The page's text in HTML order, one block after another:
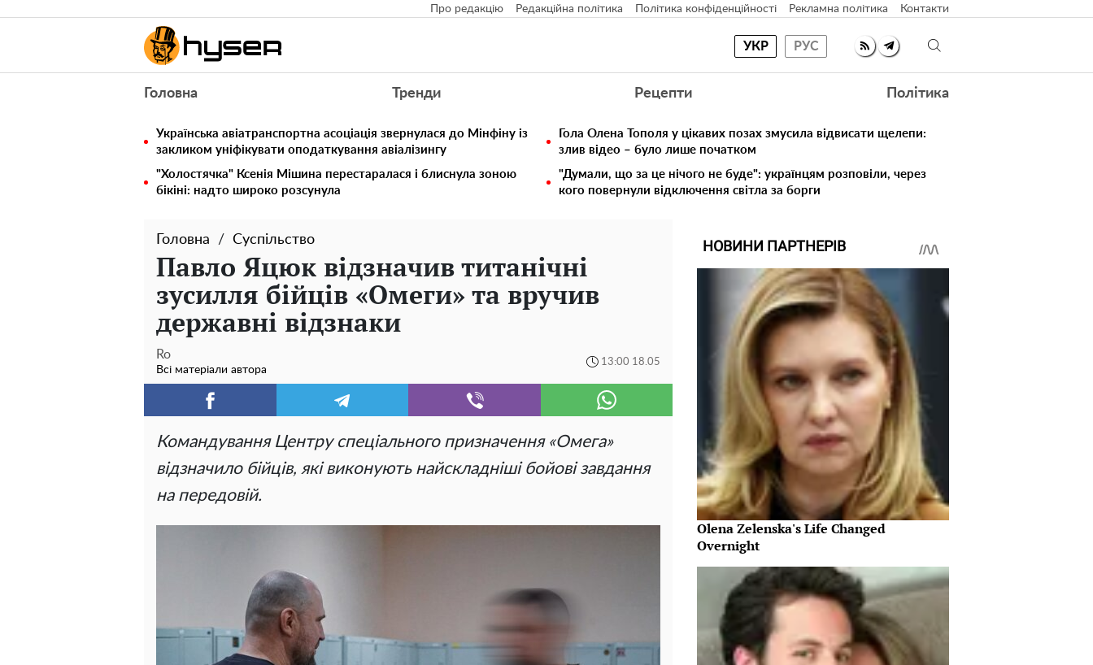
Про редакцію Редакційна політика Політика конфіденційності Рекламна політика Контакти
УКР РУС
Головна Тренди Рецепти Політика
Українська авіатранспортна асоціація звернулася до Мінфіну із
закликом уніфікувати оподаткування авіалізингу
Гола Олена Тополя у цікавих позах змусила відвисати щелепи:
злив відео – було лише початком
"Холостячка" Ксенія Мішина перестаралася і блиснула зоною
бікіні: надто широко розсунула
"Думали, що за це нічого не буде": українцям розповіли, через
кого повернули відключення світла за борги
Головна Суспільство
Павло Яцюк відзначив титанічні
зусилля бійців «Омеги» та вручив
державні відзнаки
Ro
Всі матеріали автора
13:00 18.05
Командування Центру спеціального призначення «Омега»
відзначило бійців, які виконують найскладніші бойові завдання
на передовій.
НОВИНИ ПАРТНЕРІВ
Olena Zelenska's Life Changed
Overnight